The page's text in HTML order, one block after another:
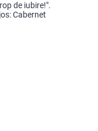
de iubire!".
Cabernet